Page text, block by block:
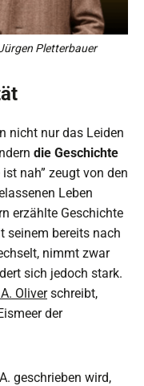
Pletterbauer
nicht nur das Leiden
die Geschichte
ist nah” zeugt von den
Leben
erzählte Geschichte
seinem bereits nach
nimmt zwar
sich jedoch stark.
Oliverschreibt,
der
geschrieben wird,